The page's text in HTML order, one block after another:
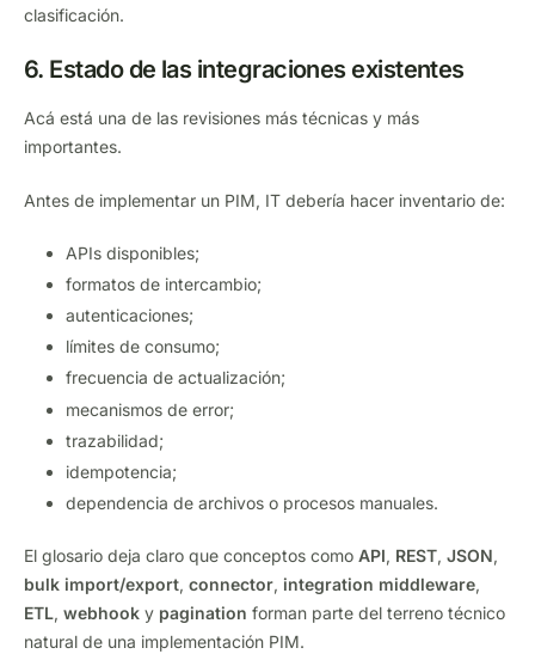
clasificación.
6. Estado de las integraciones existentes
Acá está una de las revisiones más técnicas y más
importantes.
Antes de implementar un PIM, IT debería hacer inventario de:
APIs disponibles;
formatos de intercambio;
autenticaciones;
límites de consumo;
frecuencia de actualización;
mecanismos de error;
trazabilidad;
idempotencia;
dependencia de archivos o procesos manuales.
El glosario deja claro que conceptos como API, REST, JSON,
bulk import/export, connector, integration middleware,
ETL, webhook y pagination forman parte del terreno técnico
natural de una implementación PIM.